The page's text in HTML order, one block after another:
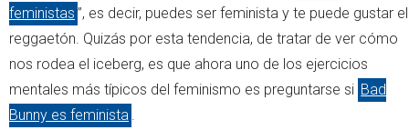
feministas ”, es decir, puedes ser feminista y te puede gustar el
reggaetón. Quizás por esta tendencia, de tratar de ver cómo
nos rodea el iceberg, es que ahora uno de los ejercicios
mentales más típicos del feminismo es preguntarse si Bad
Bunny es feminista .